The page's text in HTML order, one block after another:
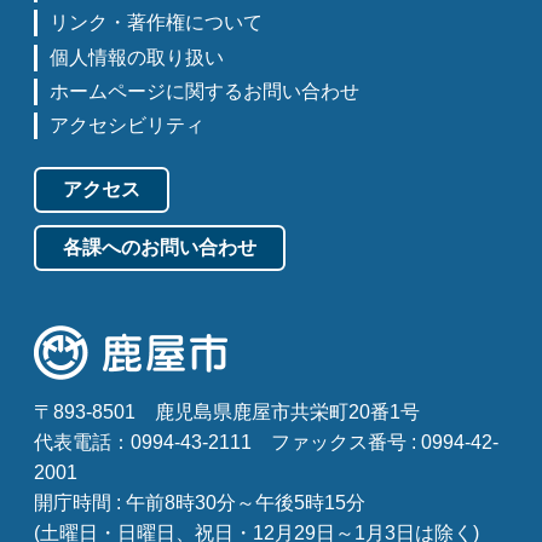
リンク・著作権について
個人情報の取り扱い
ホームページに関するお問い合わせ
アクセシビリティ
アクセス
各課へのお問い合わせ
〒893-8501
鹿児島県鹿屋市共栄町20番1号
代表電話：0994-43-2111
ファックス番号 : 0994-42-
2001
開庁時間 : 午前8時30分～午後5時15分
(土曜日・日曜日、祝日・12月29日～1月3日は除く)